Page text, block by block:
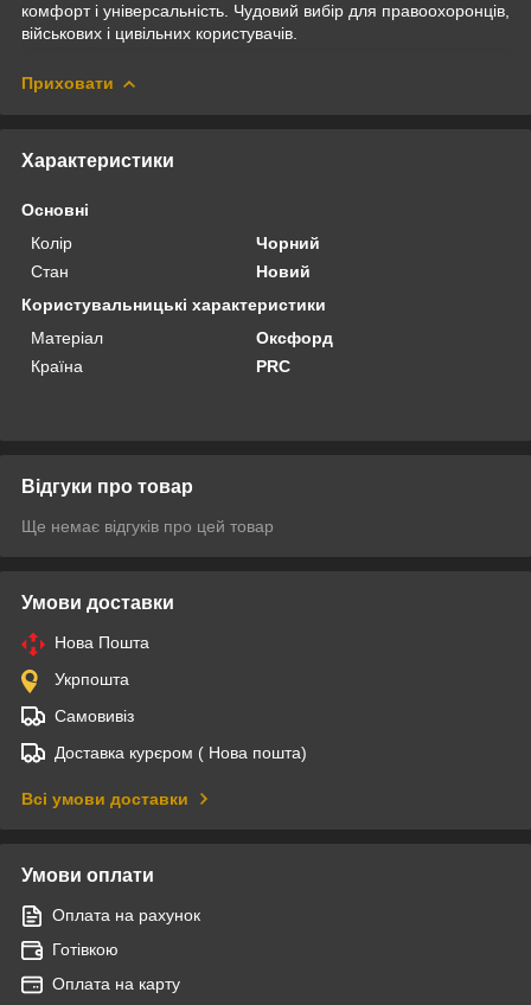
комфорт і універсальність. Чудовий вибір для правоохоронців,
військових і цивільних користувачів.
Приховати
Характеристики
Основні
Колір
Чорний
Стан
Новий
Користувальницькі характеристики
Матеріал
Оксфорд
Країна
PRC
Відгуки про товар
Ще немає відгуків про цей товар
Умови доставки
Нова Пошта
Укрпошта
Самовивіз
Доставка курєром ( Нова пошта)
Всі умови доставки
Умови оплати
Оплата на рахунок
Готівкою
Оплата на карту